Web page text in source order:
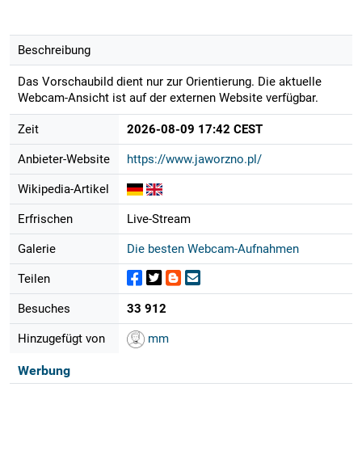
Beschreibung
Das Vorschaubild dient nur zur Orientierung. Die aktuelle
Webcam-Ansicht ist auf der externen Website verfügbar.
Zeit 2026-08-09 17:42 CEST
Anbieter-Website https://www.jaworzno.pl/
Wikipedia-Artikel
Erfrischen Live-Stream
Galerie Die besten Webcam-Aufnahmen
Teilen
Besuches 33 912
Hinzugefügt von mm
Werbung